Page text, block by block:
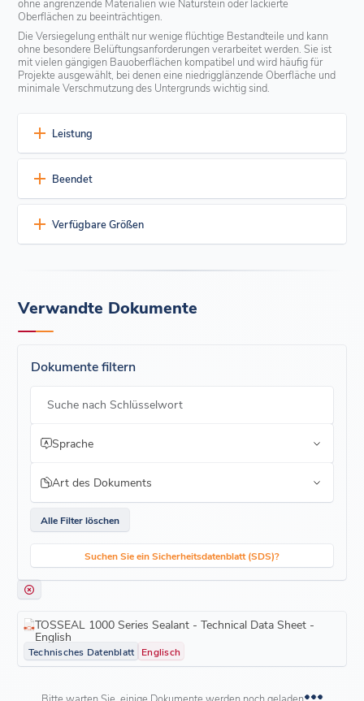
ohne angrenzende Materialien wie Naturstein oder lackierte
Oberflächen zu beeinträchtigen.
Die Versiegelung enthält nur wenige flüchtige Bestandteile und kann
ohne besondere Belüftungsanforderungen verarbeitet werden. Sie ist
mit vielen gängigen Bauoberflächen kompatibel und wird häufig für
Projekte ausgewählt, bei denen eine niedrigglänzende Oberfläche und
minimale Verschmutzung des Untergrunds wichtig sind.
Leistung
Attribute der Formulierung
können
Neutrale Aushärtung - Geruchsarm und nicht ätzend
Primerlose Haftung - Haftet auf einer Reihe von Materialien
wie Beton, Aluminium, PVC und beschichteten Metallen
Keine Fleckenbildung auf porösen oder dekorativen
Veränderung auf Mauerwerk, ACP oder Marmor
Umweltresistenz
saisonalen Temperaturschwankungen flexibel
Feuchtigkeit ausgesetzt wird
Beendet
Weiß Schwarz Grau
Verfügbare Größen
Verwandte Dokumente
Dokumente filtern
Suche nach Schlüsselwort
Sprache
Art des Dokuments
Alle Filter löschen
Suchen Sie ein Sicherheitsdatenblatt (SDS)?
TOSSEAL 1000 Series Sealant - Technical Data Sheet -
English
Technisches Datenblatt Englisch
Bitte warten Sie, einige Dokumente werden noch geladen